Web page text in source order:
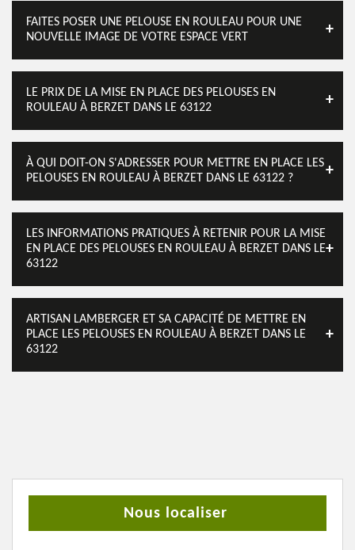
FAITES POSER UNE PELOUSE EN ROULEAU POUR UNE
NOUVELLE IMAGE DE VOTRE ESPACE VERT
LE PRIX DE LA MISE EN PLACE DES PELOUSES EN
ROULEAU À BERZET DANS LE 63122
À QUI DOIT-ON S'ADRESSER POUR METTRE EN PLACE LES
PELOUSES EN ROULEAU À BERZET DANS LE 63122 ?
LES INFORMATIONS PRATIQUES À RETENIR POUR LA MISE
EN PLACE DES PELOUSES EN ROULEAU À BERZET DANS LE
63122
ARTISAN LAMBERGER ET SA CAPACITÉ DE METTRE EN
PLACE LES PELOUSES EN ROULEAU À BERZET DANS LE
63122
Nous localiser